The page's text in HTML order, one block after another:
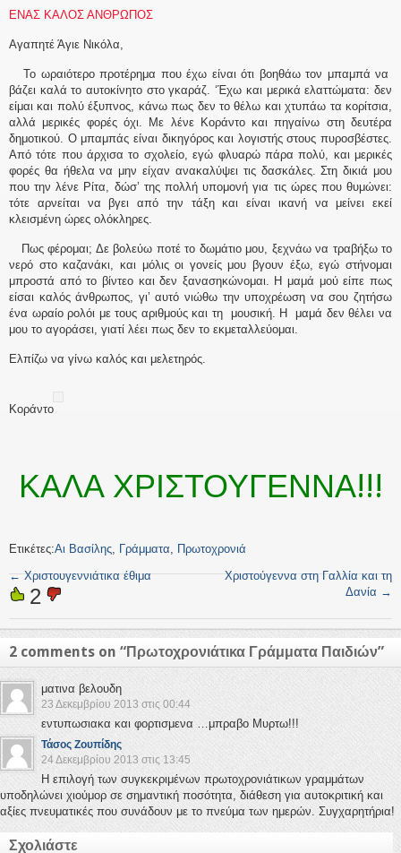
ΕΝΑΣ ΚΑΛΟΣ ΑΝΘΡΩΠΟΣ
Αγαπητέ Άγιε Νικόλα,
Το ωραιότερο προτέρημα που έχω είναι ότι βοηθάω τον μπαμπά να
βάζει καλά το αυτοκίνητο στο γκαράζ. ‘Έχω και μερικά ελαττώματα: δεν
είμαι και πολύ έξυπνος, κάνω πως δεν το θέλω και χτυπάω τα κορίτσια,
αλλά μερικές φορές όχι. Με λένε Κοράντο και πηγαίνω στη δευτέρα
δημοτικού. Ο μπαμπάς είναι δικηγόρος και λογιστής στους πυροσβέστες.
Από τότε που άρχισα το σχολείο, εγώ φλυαρώ πάρα πολύ, και μερικές
φορές θα ήθελα να μην είχαν ανακαλύψει τις δασκάλες. Στη δικιά μου
που την λένε Ρίτα, δώσ’ της πολλή υπομονή για τις ώρες που θυμώνει:
τότε αρνείται να βγει από την τάξη και είναι ικανή να μείνει εκεί
κλεισμένη ώρες ολόκληρες.
Πως φέρομαι; Δε βολεύω ποτέ το δωμάτιο μου, ξεχνάω να τραβήξω το
νερό στο καζανάκι, και μόλις οι γονείς μου βγουν έξω, εγώ στήνομαι
μπροστά από το βίντεο και δεν ξανασηκώνομαι. Η μαμά μού είπε πως
είσαι καλός άνθρωπος, γι’ αυτό νιώθω την υποχρέωση να σου ζητήσω
ένα ωραίο ρολόι με τους αριθμούς και τη μουσική. Η μαμά δεν θέλει να
μου το αγοράσει, γιατί λέει πως δεν το εκμεταλλεύομαι.
Ελπίζω να γίνω καλός και μελετηρός.
Κοράντο
ΚΑΛΑ ΧΡΙΣΤΟΥΓΕΝΝΑ!!!
Ετικέτες:Αι Βασίλης Γράμματα
Πρωτοχρονιά
←Χριστουγεννιάτικα έθιμα
Χριστούγεννα στη Γαλλία και τη
Δανία →
2
2 comments on “Πρωτοχρονιάτικα Γράμματα Παιδιών”
ματινα βελουδη
23 Δεκεμβρίου 2013 στις 00:44
εντυπωσιακα και φορτισμενα …μπραβο Μυρτω!!!
Τάσος Ζουπίδης
24 Δεκεμβρίου 2013 στις 13:45
Η επιλογή των συγκεκριμένων πρωτοχρονιάτικων γραμμάτων
υποδηλώνει χιούμορ σε σημαντική ποσότητα, διάθεση για αυτοκριτική και
αξίες πνευματικές που συνάδουν με το πνεύμα των ημερών. Συγχαρητήρια!
Σχολιάστε